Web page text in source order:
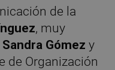
de la
, muy
Sandra Gómez y
de Organización